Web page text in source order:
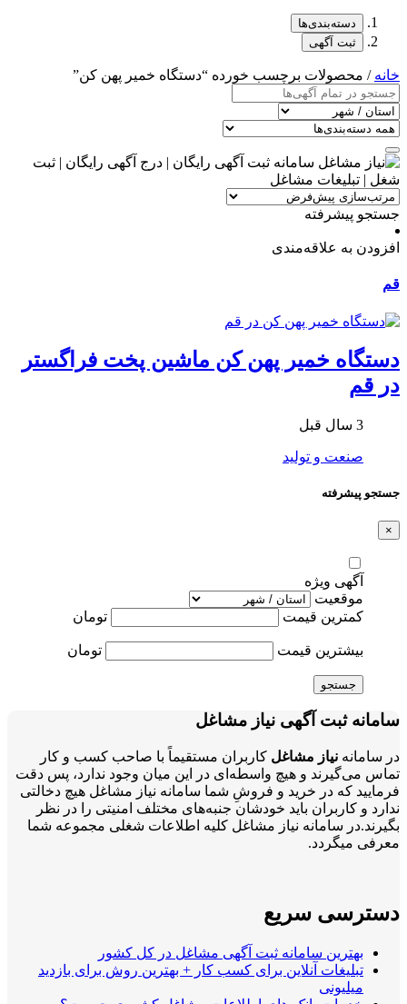
دسته‌بندی‌ها
ثبت آگهی
خانه / محصولات برچسب خورده “دستگاه خمیر پهن کن”
جستجو پیشرفته
افزودن به علاقه‌مندی
قم
دستگاه خمیر پهن کن ماشین پخت فراگستر
در قم
3 سال قبل
صنعت و تولید
جستجو پیشرفته
×
آگهی ویژه
موقعیت
کمترین قیمت
تومان
بیشترین قیمت تومان
جستجو
سامانه ثبت آگهی نیاز مشاغل
در سامانه نیاز مشاغل کاربران مستقیماً با صاحب کسب و کار
تماس می‌گیرند و هیچ واسطه‌ای در این میان وجود ندارد، پس دقت
فرمایید که در خرید و فروشِ شما سامانه نیاز مشاغل هیچ دخالتی
ندارد و کاربران باید خودشان جنبه‌های مختلف امنیتی را در نظر
بگیرند.در سامانه نیاز مشاغل کلیه اطلاعات شغلی مجموعه شما
معرفی میگردد.
دسترسی سریع
بهترین سامانه ثبت آگهی مشاغل در کل کشور
تبلیغات آنلاین برای کسب کار + بهترین روش برای بازدید
میلیونی